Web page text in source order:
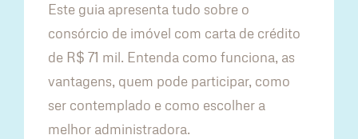
Este guia apresenta tudo sobre o
consórcio de imóvel com carta de crédito
de R$ 71 mil. Entenda como funciona, as
vantagens, quem pode participar, como
ser contemplado e como escolher a
melhor administradora.